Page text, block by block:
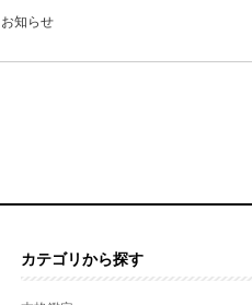
お知らせ
カテゴリから探す